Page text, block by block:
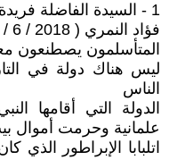
1 - السيدة الفاضلة فريدة النقاش
فؤاد النمري ( 2018 / 6 / 21 - 11:52 )
المتأسلمون يصطنعون
ليس هناك دولة في
الناس
الدولة التي أقامها
علمانية وحرمت أموال
اتلبابا الإبراطور